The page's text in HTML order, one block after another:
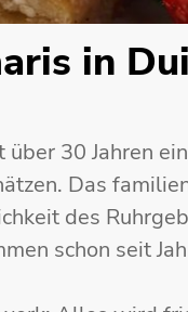
in
30 Jahren
Das
des
schon seit